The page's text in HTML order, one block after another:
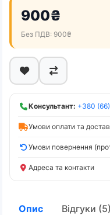
900₴
Без ПДВ: 900₴
Консультант: +380
Умови оплати та
Умови повернення
Адреса та контакти
Опис Відгуки (5)